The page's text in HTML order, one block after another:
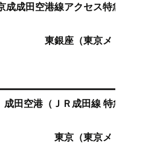
成成田空港線アクセス特急 羽田空
東銀座（東京メトロ日比
成田空港（ＪＲ成田線 特急成田エ
東京（東京メトロ丸ノ